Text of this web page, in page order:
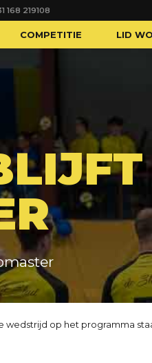
168 219108
COMPETITIE LID
wedstrijd op het programma